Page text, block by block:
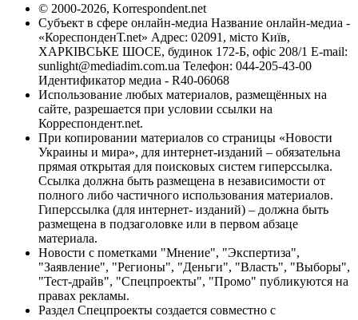
© 2000-2026, Korrespondent.net
Субъект в сфере онлайн-медиа Название онлайн-медиа -
«КореспонденТ.net» Адрес: 02091, місто Київ,
ХАРКІВСЬКЕ ШОСЕ, будинок 172-Б, офіс 208/1 E-mail:
sunlight@mediadim.com.ua Телефон: 044-205-43-00
Идентификатор медиа - R40-06068
Использование любых материалов, размещённых на
сайте, разрешается при условии ссылки на
Корреспондент.net.
При копировании материалов со страницы «Новости
Украины и мира», для интернет-изданий – обязательна
прямая открытая для поисковых систем гиперссылка.
Ссылка должна быть размещена в независимости от
полного либо частичного использования материалов.
Гиперссылка (для интернет- изданий) – должна быть
размещена в подзаголовке или в первом абзаце
материала.
Новости с пометками "Мнение", "Экспертиза",
"Заявление", "Регионы", "Деньги", "Власть", "Выборы",
"Тест-драйв", "Спецпроекты", "Промо" публикуются на
правах рекламы.
Раздел Спецпроекты создается совместно с